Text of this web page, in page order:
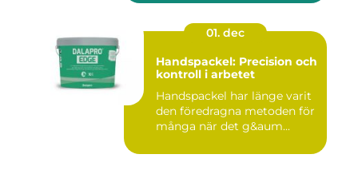
01. dec
Handspackel: Precision och
kontroll i arbetet
Handspackel har länge varit
den föredragna metoden för
många när det g&aum...